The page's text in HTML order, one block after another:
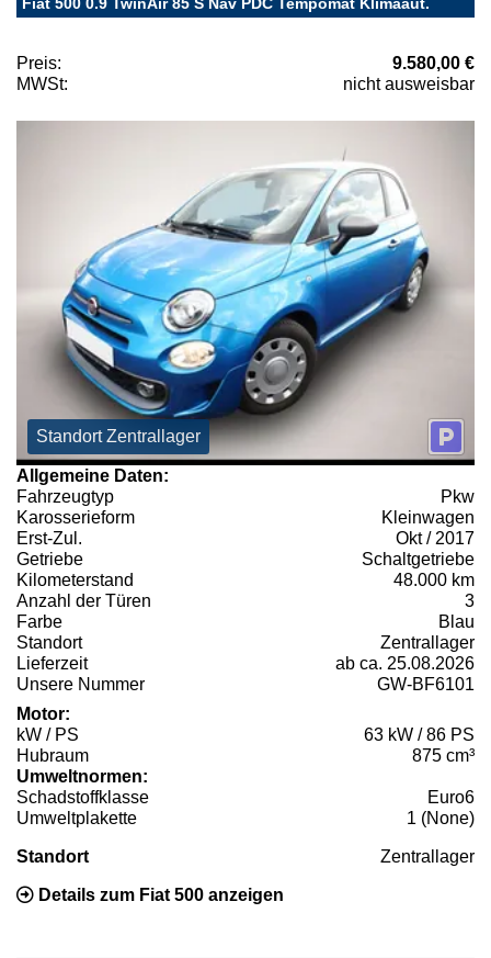
Preis:
9.580,00 €
MWSt:
nicht ausweisbar
Standort Zentrallager
Allgemeine Daten:
Fahrzeugtyp
Pkw
Karosserieform
Kleinwagen
Erst-Zul.
Okt / 2017
Getriebe
Schaltgetriebe
Kilometerstand
48.000 km
Anzahl der Türen
3
Farbe
Blau
Standort
Zentrallager
Lieferzeit
ab ca. 25.08.2026
Unsere Nummer
GW-BF6101
Motor:
kW / PS
63 kW / 86 PS
Hubraum
875 cm³
Umweltnormen:
Schadstoffklasse
Euro6
Umweltplakette
1 (None)
Standort Zentrallager
Details zum Fiat 500 anzeigen